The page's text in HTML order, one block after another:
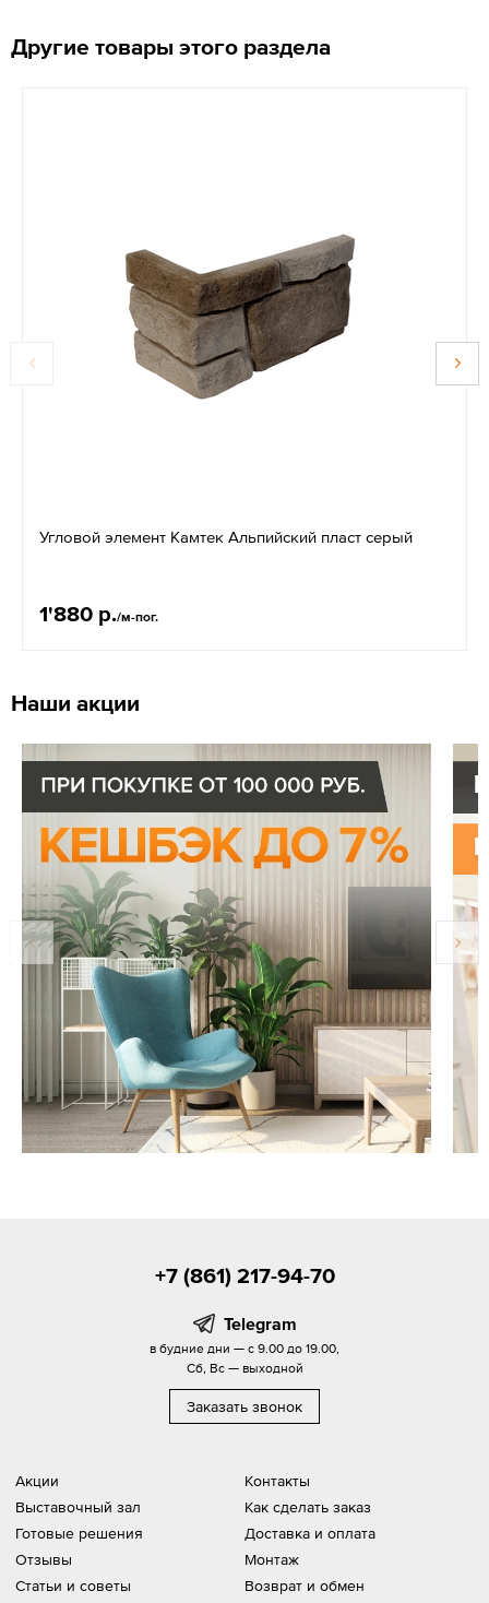
Другие товары этого раздела
Угловой элемент Камтек Альпийский пласт серый
1'880 р./м-пог.
Наши акции
Акции
Выставочный зал
Готовые решения
Отзывы
Статьи и советы
Контакты
Как сделать заказ
Доставка и оплата
Монтаж
Возврат и обмен
+7 (861) 217-94-70
Telegram
в будние дни — с 9.00 до 19.00,
Сб, Вс — выходной
Заказать звонок